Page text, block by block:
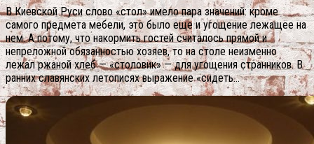
В Киевской Руси слово «стол» имело пара значений: кроме
самого предмета мебели, это было еще и угощение лежащее на
нем. А потому, что накормить гостей считалось прямой и
непреложной обязанностью хозяев, то на столе неизменно
лежал ржаной хлеб — «столовик» — для угощения странников. В
ранних славянских летописях выражение «сидеть...